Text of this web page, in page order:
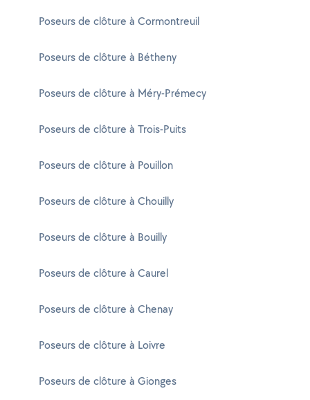
Poseurs de clôture à Cormontreuil
Poseurs de clôture à Bétheny
Poseurs de clôture à Méry-Prémecy
Poseurs de clôture à Trois-Puits
Poseurs de clôture à Pouillon
Poseurs de clôture à Chouilly
Poseurs de clôture à Bouilly
Poseurs de clôture à Caurel
Poseurs de clôture à Chenay
Poseurs de clôture à Loivre
Poseurs de clôture à Gionges